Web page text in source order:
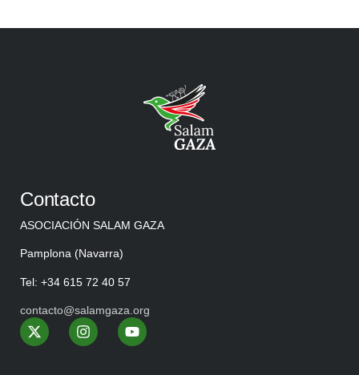
Contacto
ASOCIACIÓN SALAM GAZA
Pamplona (Navarra)
Tel: +34 615 72 40 57
contacto@salamgaza.org